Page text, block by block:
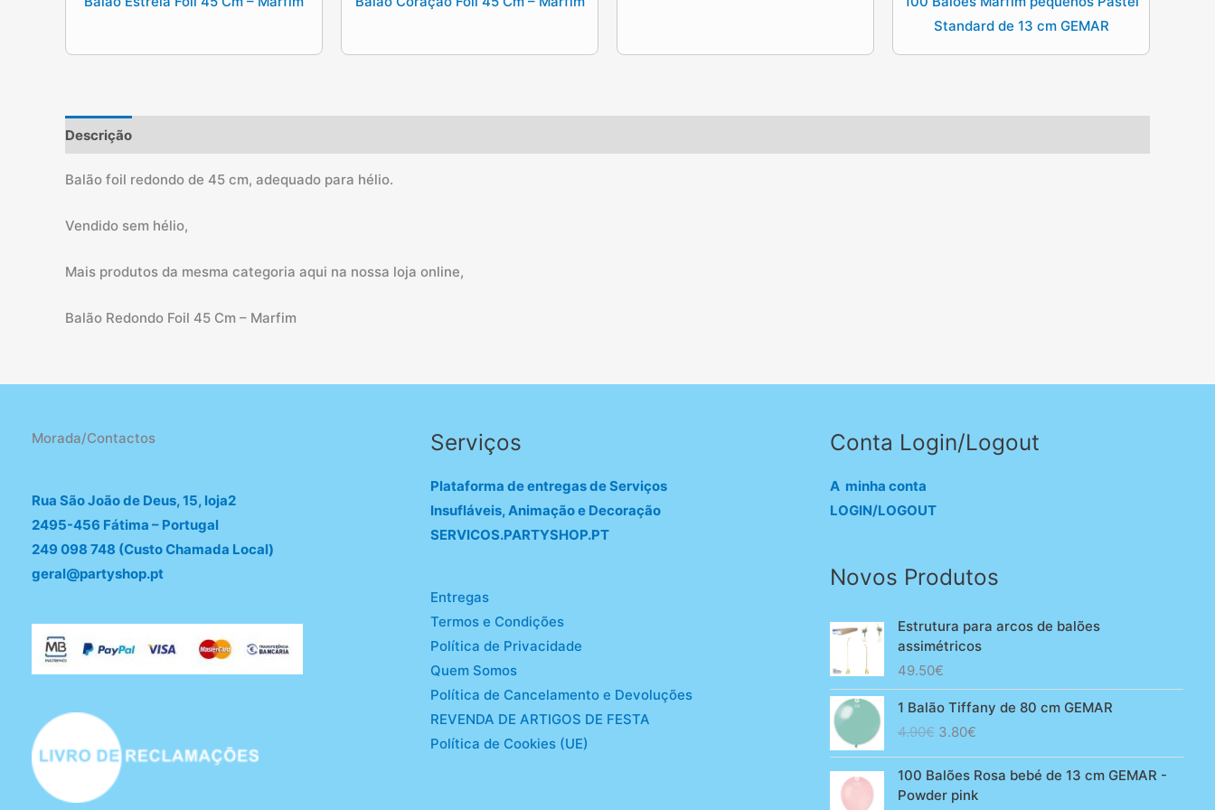
Standard de 13 cm GEMAR
Descrição
Balão foil redondo de 45 cm, adequado para hélio.
Vendido sem hélio,
Mais produtos da mesma categoria aqui na nossa loja online,
Balão Redondo Foil 45 Cm – Marfim
Morada/Contactos
Rua São João de Deus, 15, loja2
2495-456 Fátima – Portugal
249 098 748 (Custo Chamada Local)
geral@partyshop.pt
Serviços
Plataforma de entregas de Serviços
Insufláveis, Animação e Decoração
SERVICOS.PARTYSHOP.PT
Entregas
Termos e Condições
Política de Privacidade
Quem Somos
Política de Cancelamento e Devoluções
REVENDA DE ARTIGOS DE FESTA
Política de Cookies (UE)
Conta Login/Logout
A minha conta
LOGIN/LOGOUT
Novos Produtos
Estrutura para arcos de balões
assimétricos
49.50€
1 Balão Tiffany de 80 cm GEMAR
4.90€ O
original
era:
3.80€O
atual
é:
100 Balões Rosa bebé de 13 cm GEMAR -
Powder pink